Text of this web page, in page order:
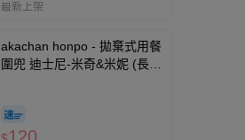
最新上架
akachan honpo - 拋棄式用餐
圍兜 迪士尼-米奇&米妮 (長